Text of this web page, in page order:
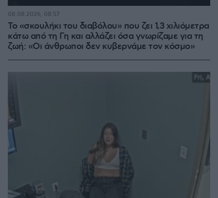
Το «σκουλήκι του διαβόλου» που ζει 1,3 χιλιόμετρα
κάτω από τη Γη και αλλάζει όσα γνωρίζαμε για τη
ζωή: «Οι άνθρωποι δεν κυβερνάμε τον κόσμο»
08.08.2026, 08:57